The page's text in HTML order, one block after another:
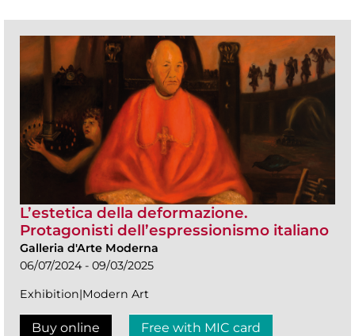
L’estetica della deformazione.
Protagonisti dell’espressionismo italiano
Galleria d'Arte Moderna
06/07/2024 - 09/03/2025
Exhibition|Modern Art
Buy online Free with MIC card